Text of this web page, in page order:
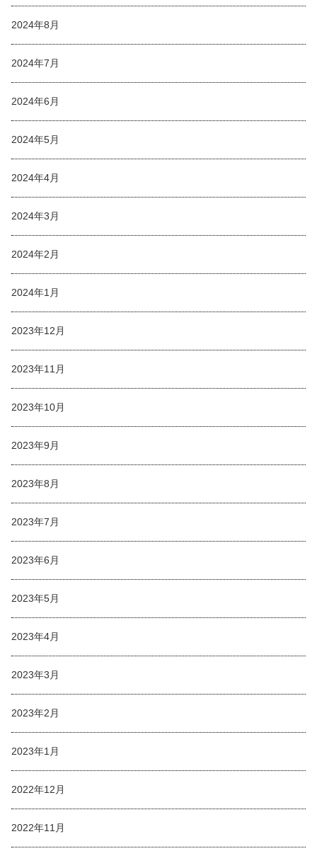
2024年8月
2024年7月
2024年6月
2024年5月
2024年4月
2024年3月
2024年2月
2024年1月
2023年12月
2023年11月
2023年10月
2023年9月
2023年8月
2023年7月
2023年6月
2023年5月
2023年4月
2023年3月
2023年2月
2023年1月
2022年12月
2022年11月